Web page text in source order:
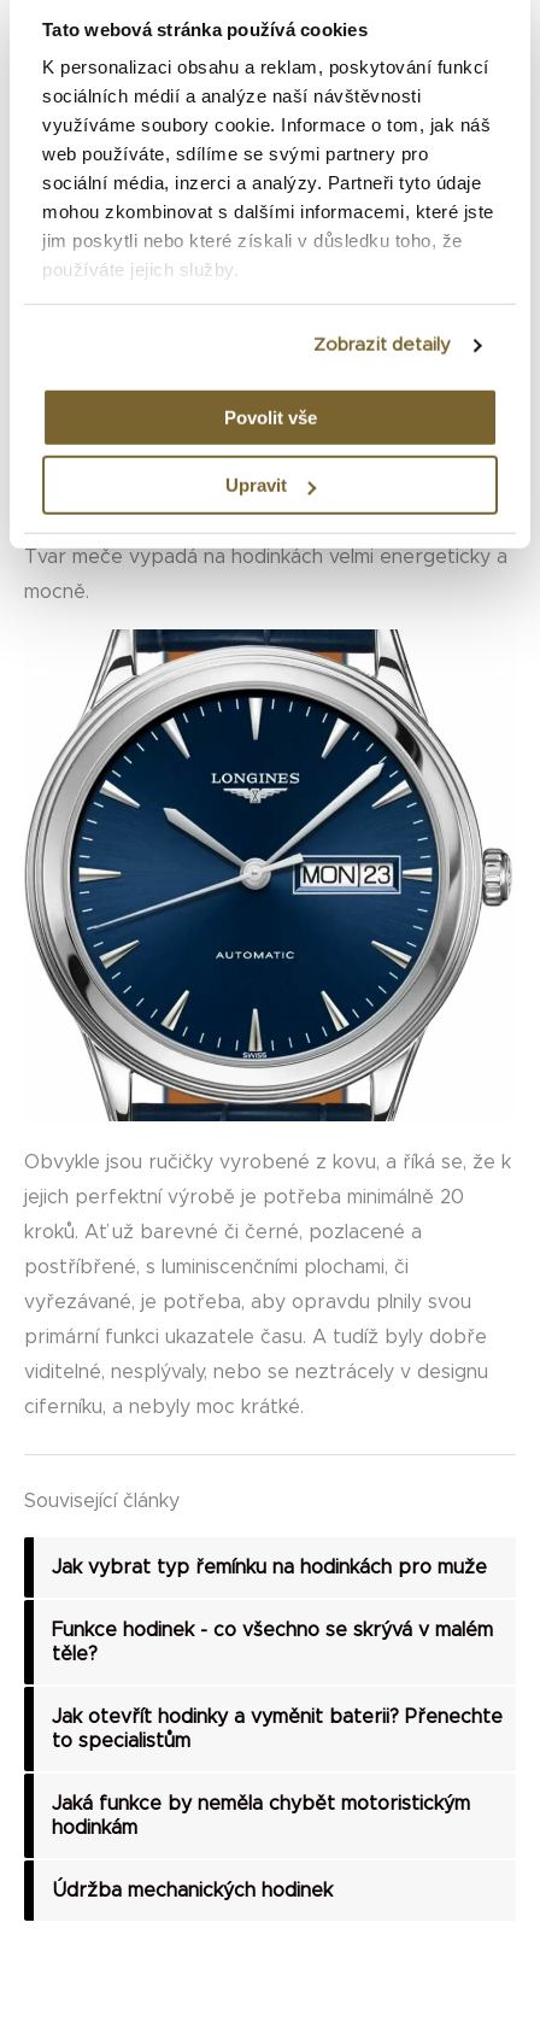
Tato webová stránka používá cookies
K personalizaci obsahu a reklam, poskytování funkcí
sociálních médií a analýze naší návštěvnosti
využíváme soubory cookie. Informace o tom, jak náš
web používáte, sdílíme se svými partnery pro
sociální média, inzerci a analýzy. Partneři tyto údaje
mohou zkombinovat s dalšími informacemi, které jste
jim poskytli nebo které získali v důsledku toho, že
používáte jejich služby.
Zobrazit detaily
Povolit vše
Upravit
Tvar meče vypadá na hodinkách velmi energeticky a
mocně.
Obvykle jsou ručičky vyrobené z kovu, a říká se, že k
jejich perfektní výrobě je potřeba minimálně 20
kroků. Ať už barevné či černé, pozlacené a
postříbřené, s luminiscenčními plochami, či
vyřezávané, je potřeba, aby opravdu plnily svou
primární funkci ukazatele času. A tudíž byly dobře
viditelné, nesplývaly, nebo se neztrácely v designu
ciferníku, a nebyly moc krátké.
Související články
Jak vybrat typ řemínku na hodinkách pro muže
Funkce hodinek - co všechno se skrývá v malém
těle?
Jak otevřít hodinky a vyměnit baterii? Přenechte
to specialistům
Jaká funkce by neměla chybět motoristickým
hodinkám
Údržba mechanických hodinek